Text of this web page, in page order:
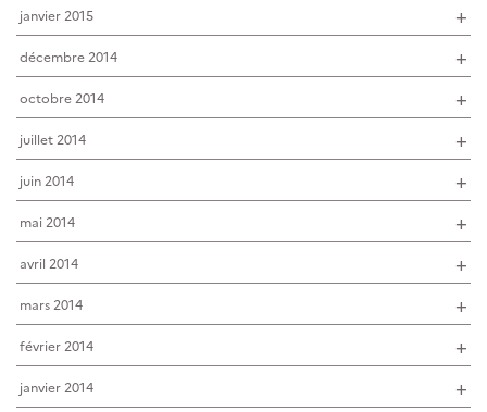
janvier 2015
décembre 2014
octobre 2014
juillet 2014
juin 2014
mai 2014
avril 2014
mars 2014
février 2014
janvier 2014